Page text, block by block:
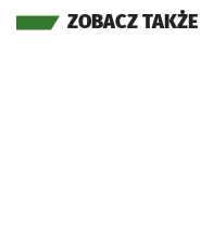
ZOBACZ TAKŻE